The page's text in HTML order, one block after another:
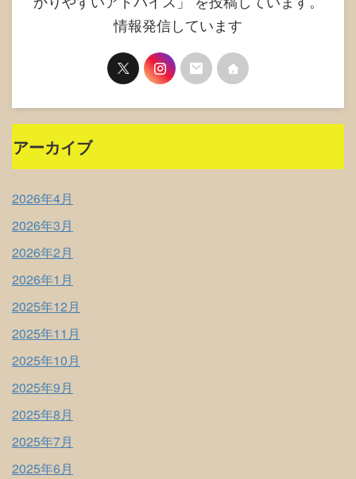
情報発信しています
アーカイブ
2026年4月
2026年3月
2026年2月
2026年1月
2025年12月
2025年11月
2025年10月
2025年9月
2025年8月
2025年7月
2025年6月